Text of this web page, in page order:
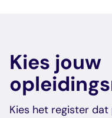
Kies jouw
Kies het register